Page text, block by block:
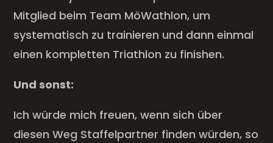
Mitglied beim Team MöWathlon, um
systematisch zu trainieren und dann einmal
einen kompletten Triathlon zu finishen.
Und sonst:
Ich würde mich freuen, wenn sich über
diesen Weg Staffelpartner finden würden, so